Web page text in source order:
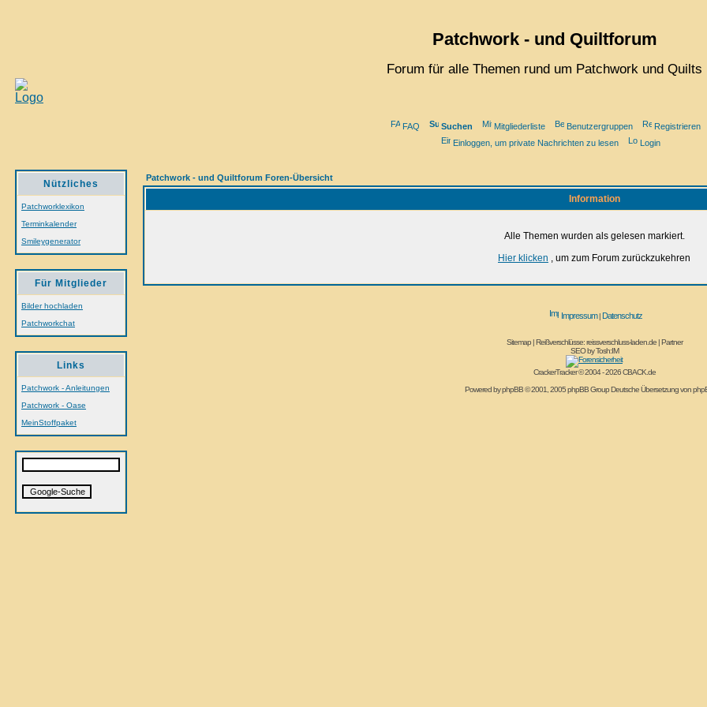
Patchwork - und Quiltforum
Forum für alle Themen rund um Patchwork und Quilts
FAQ Suchen Mitgliederliste Benutzergruppen
Registrieren
Einloggen, um private Nachrichten zu lesen
Login
Nützliches
Patchworklexikon
Terminkalender
Smileygenerator
Für Mitglieder
Bilder hochladen
Patchworkchat
Links
Patchwork - Anleitungen
Patchwork - Oase
MeinStoffpaket
Patchwork - und Quiltforum Foren-Übersicht
Information
Alle Themen wurden als gelesen markiert.
Hier klicken , um zum Forum zurückzukehren
Impressum| Datenschutz
Sitemap|Reißverschlüsse: reissverschluss-laden.de|Partner
SEO byTosh:IM
CrackerTracker © 2004 - 2026CBACK.de
Powered byphpBB© 2001, 2005 phpBB Group Deutsche Übersetzung von